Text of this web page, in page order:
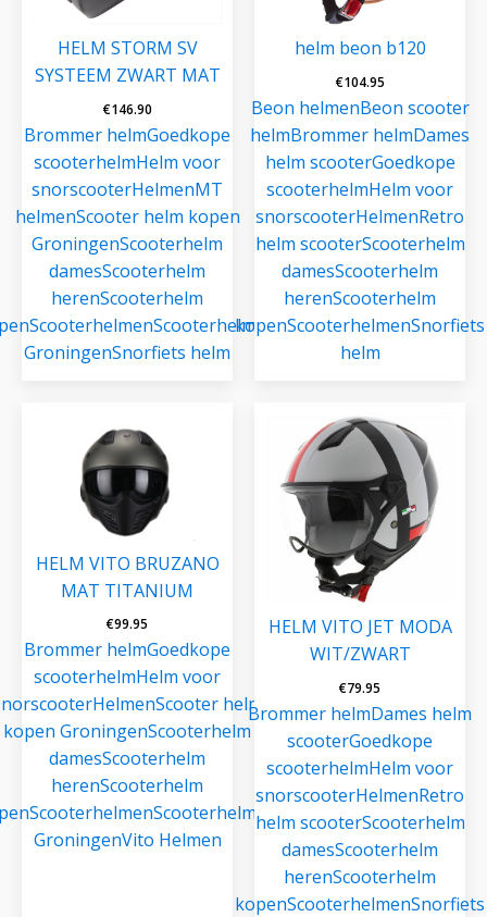
HELM STORM SV
SYSTEEM ZWART MAT
€146.90
Brommer helmGoedkope
scooterhelmHelm voor
snorscooterHelmenMT
helmenScooter helm kopen
GroningenScooterhelm
damesScooterhelm
herenScooterhelm
ScooterhelmenScooterhelmen
GroningenSnorfiets helm
helm beon b120
€104.95
Beon helmenBeon scooter
helmBrommer helmDames
helm scooterGoedkope
scooterhelmHelm voor
snorscooterHelmenRetro
helm scooterScooterhelm
damesScooterhelm
herenScooterhelm
kopenScooterhelmenSnorfiets
helm
HELM VITO BRUZANO
MAT TITANIUM
€99.95
Brommer helmGoedkope
scooterhelmHelm voor
HelmenScooter helm
kopen GroningenScooterhelm
damesScooterhelm
herenScooterhelm
ScooterhelmenScooterhelmen
GroningenVito Helmen
HELM VITO JET MODA
WIT/ZWART
€79.95
Brommer helmDames helm
scooterGoedkope
scooterhelmHelm voor
snorscooterHelmenRetro
helm scooterScooterhelm
damesScooterhelm
herenScooterhelm
kopenScooterhelmenSnorfiets